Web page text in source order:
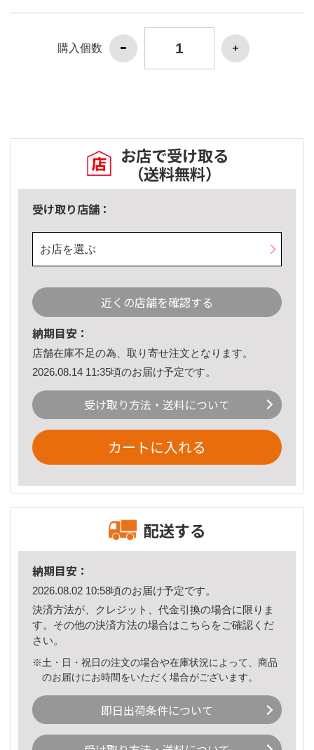
購入個数
お店で受け取る
（送料無料）
受け取り店舗：
お店を選ぶ
近くの店舗を確認する
納期目安：
店舗在庫不足の為、取り寄せ注文となります。
2026.08.14 11:35頃のお届け予定です。
受け取り方法・送料について
カートに入れる
配送する
納期目安：
2026.08.02 10:58頃のお届け予定です。
決済方法が、クレジット、代金引換の場合に限りま
す。その他の決済方法の場合はこちら をご確認くだ
さい。
※土・日・祝日の注文の場合や在庫状況によって、商品
のお届けにお時間をいただく場合がございます。
即日出荷条件について